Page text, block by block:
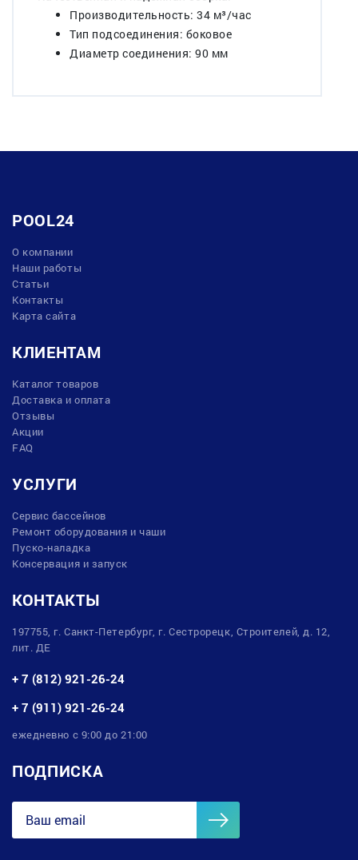
Производительность: 34 м³/час
Тип подсоединения: боковое
Диаметр соединения: 90 мм
POOL24
О компании
Наши работы
Статьи
Контакты
Карта сайта
КЛИЕНТАМ
Каталог товаров
Доставка и оплата
Отзывы
Акции
FAQ
УСЛУГИ
Сервис бассейнов
Ремонт оборудования и чаши
Пуско-наладка
Консервация и запуск
КОНТАКТЫ
197755, г. Санкт-Петербург, г. Сестрорецк, Строителей, д. 12,
лит. ДЕ
+ 7 (812) 921-26-24
+ 7 (911) 921-26-24
ежедневно с 9:00 до 21:00
ПОДПИСКА